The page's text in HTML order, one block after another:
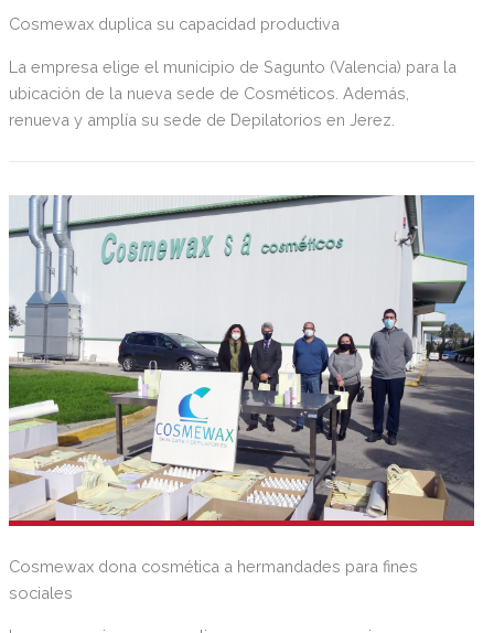
Cosmewax duplica su capacidad productiva
La empresa elige el municipio de Sagunto (Valencia) para la
ubicación de la nueva sede de Cosméticos. Además,
renueva y amplía su sede de Depilatorios en Jerez.
Cosmewax dona cosmética a hermandades para fines
sociales